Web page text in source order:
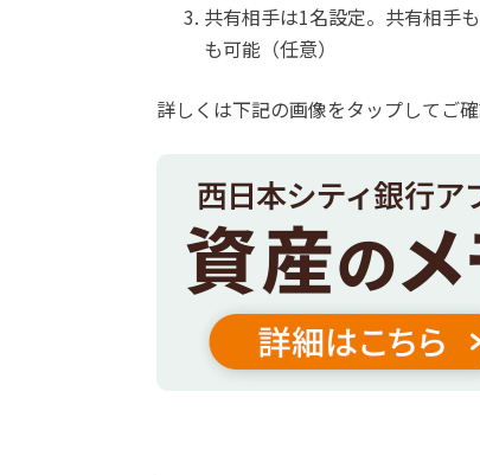
共有相手は1名設定。共有相手
も可能（任意）
詳しくは下記の画像をタップしてご